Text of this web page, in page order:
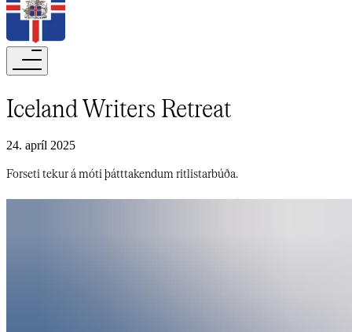
Iceland Writers Retreat​​​​‌ ‍ ​‍​‍‌‍ ‌ ​‍‌‍‍‌‌‍‌ ‌‍‍‌‌‍ ‍​‍​‍​ ‍‍​‍​‍‌ ​ ‌‍​‌‌‍ ‍‌‍‍‌‌ ‌​‌ ‍‌​‍ ‍‌‍‍‌‌‍ ​‍​‍​‍ ​​‍​‍‌‍‍​‌ ​‍‌‍‌‌‌‍‌‍​‍​‍​ ‍‍​‍​‍‌‍‍​‌ ‌​‌ ‌​‌ ​​‌ ​ ​‍ ​‍ ‌‍‌‍‌‍ ‌ ​‍‌ ​ ‌‍‌‌‌ ‌​‌‍‍‌​‍ ‌‌‍‍‌‌ ​ ‌‍ ​‌‍​‌‌‍ ‍‌‍‌​‌ ​ ​‍ ‍‌ ‌‍‌‍‌‌‌ ​‍‌‍​ ‌‍‌‌‌‍ ​​‍ ‍‌‍​‌‌ ​​‌ ​​​‍ ‌ ​ ‌ ‌​‌ ‌‌‌‍‌​‌‍‍‌‌‍ ​‍ ‌‍‍‌‌‍ ‍‌ ‌​‌‍‌‌‌‍ ‍‌ ‌​​‍ ‌‍‌‌‌‍‌​‌‍‍‌‌ ‌​​‍ ‌‍ ‌‌‍ ‌‍‌​‌‍‌‌​ ‌‌ ​​‌ ​‍‌‍‌‌‌ ​ ‌‍‌‌‌‍ ‍‌ ‌​‌‍​‌‌ ‌​‌‍‍‌‌‍ ‌‍ ‍​ ‍ ‌‍‍‌‌‍‌​​ ‌​ ‌​​ ​​‌‍‌ ‌​‌‍‌​‍‍‌​‍‌‌​‌​‌ ​ ‌‍​ ‌‍ ‍‌‍‌‍‌‌‍‌‌​‌‌‌​‌‍‌‌‌​‌​‍‍‌‌​‌‌‌‌‌‌​‍‌‌‍ ​‌‌​ ‌‍‍‌​ ‍ ‌ ‌​‌ ‍‌‌ ​​‌‍‌‌​ ‌‌‍ ‍‌‍‌‌‌ ‌ ‌ ​ ​ ‍ ‌ ​​‌‍​‌‌ ‌​‌‍‍​​ ‌‌ ‌​‌‍‍‌‌ ‌​‌‍ ​‌‍‌‌​ ‌‍​‍‌‍​‌‌ ​ ‌‍‌‌‌‌‌‌‌ ​‍‌‍ ​​ ‌‌‍‍​‌ ‌​‌ ‌​‌ ​​‌ ​ ​‍‌‌​ ​‍‌​‌‍​‍‌‌​ ​‍‌​‌‍‌‍‌‍‌‍ ‌ ​‍‌ ​ ‌‍‌‌‌ ‌​‌‍‍‌​‍ ‌‌‍‍‌‌ ​ ‌‍ ​‌‍​‌‌‍ ‍‌‍‌​‌ ​ ​‍ ‍‌ ‌‍‌‍‌‌‌ ​‍‌‍​ ‌‍‌‌‌‍ ​​‍ ‍‌‍​‌‌ ​​‌ ​​​‍‌‌​ ​‍‌​‌‍‌ ​ ‌ ‌​‌ ‌‌‌‍‌​‌‍‍‌‌‍ ​‍‌‍‌‍‍‌‌‍‌​​ ‌​ ‌​​ ​​‌‍‌ ‌​‌‍‌​‍‍‌​‍‌‌​‌​‌ ​ ‌‍​ ‌‍ ‍‌‍‌‍‌‌‍‌‌​‌‌‌​‌‍‌‌‌​‌​‍‍‌‌​‌‌‌‌‌‌​‍‌‌‍ ​‌‌​ ‌‍‍‌​‍‌‍‌ ‌​‌ ‍‌‌ ​​‌‍‌‌​ ‌‌‍ ‍‌‍‌‌‌ ‌ ‌ ​ ​‍‌‍‌ ​​‌‍​‌‌ ‌​‌‍‍​​ ‌‌ ‌​‌‍‍‌‌ ‌​‌‍ ​‌‍‌‌​‍‌‍‌ ​​‌‍‌‌‌ ​‍‌ ​ ‌ ​​‌‍‌‌‌‍​ ‌ ‌​‌‍‍‌‌ ‌‍‌‍‌‌​ ‌‌ ​​‌ ‌‌‌‍​‍‌‍ ​‌‍‍‌‌ ​ ‌‍‍​‌‍‌‌‌‍‌​​‍​‍‌ ‌
24. apríl 2025
Forseti tekur á móti þátttakendum ritlistarbúða.​​​​‌ ‍ ​‍​‍‌‍ ‌ ​‍‌‍‍‌‌‍‌ ‌‍‍‌‌‍ ‍​‍​‍​ ‍‍​‍​‍‌ ​ ‌‍​‌‌‍ ‍‌‍‍‌‌ ‌​‌ ‍‌​‍ ‍‌‍‍‌‌‍ ​‍​‍​‍ ​​‍​‍‌‍‍​‌ ​‍‌‍‌‌‌‍‌‍​‍​‍​ ‍‍​‍​‍‌‍‍​‌ ‌​‌ ‌​‌ ​​‌ ​ ​‍ ​‍ ‌‍‌‍‌‍ ‌ ​‍‌ ​ ‌‍‌‌‌ ‌​‌‍‍‌​‍ ‌‌‍‍‌‌ ​ ‌‍ ​‌‍​‌‌‍ ‍‌‍‌​‌ ​ ​‍ ‍‌ ‌‍‌‍‌‌‌ ​‍‌‍​ ‌‍‌‌‌‍ ​​‍ ‍‌‍​‌‌ ​​‌ ​​​‍ ‌ ​ ‌ ‌​‌ ‌‌‌‍‌​‌‍‍‌‌‍ ​‍ ‌‍‍‌‌‍ ‍‌ ‌​‌‍‌‌‌‍ ‍‌ ‌​​‍ ‌‍‌‌‌‍‌​‌‍‍‌‌ ‌​​‍ ‌‍ ‌‌‍ ‌‍‌​‌‍‌‌​ ‌‌ ​​‌ ​‍‌‍‌‌‌ ​ ‌‍‌‌‌‍ ‍‌ ‌​‌‍​‌‌ ‌​‌‍‍‌‌‍ ‌‍ ‍​ ‍ ‌‍‍‌‌‍‌​​ ‌​ ‌​​ ​​‌‍‌ ‌​‌‍‌​‍‍‌​‍‌‌​‌​‌ ​ ‌‍​ ‌‍ ‍‌‍‌‍‌‌‍‌‌​‌‌‌​‌‍‌‌‌​‌​‍‍‌‌​‌‌‌‌‌‌​‍‌‌‍ ​‌‌​ ‌‍‍‌​ ‍ ‌ ‌​‌ ‍‌‌ ​​‌‍‌‌​ ‌‌‍ ‍‌‍‌‌‌ ‌ ‌ ​ ​ ‍ ‌ ​​‌‍​‌‌ ‌​‌‍‍​​ ‌‌‍‌​‌‍‌‌‌ ​ ‌‍​ ‌ ​‍‌‍‍‌‌ ​​‌ ‌​‌‍‍‌‌‍ ‌‍ ‍​ ‌‍​‍‌‍​‌‌ ​ ‌‍‌‌‌‌‌‌‌ ​‍‌‍ ​​ ‌‌‍‍​‌ ‌​‌ ‌​‌ ​​‌ ​ ​‍‌‌​ ​‍‌​‌‍​‍‌‌​ ​‍‌​‌‍‌‍‌‍‌‍ ‌ ​‍‌ ​ ‌‍‌‌‌ ‌​‌‍‍‌​‍ ‌‌‍‍‌‌ ​ ‌‍ ​‌‍​‌‌‍ ‍‌‍‌​‌ ​ ​‍ ‍‌ ‌‍‌‍‌‌‌ ​‍‌‍​ ‌‍‌‌‌‍ ​​‍ ‍‌‍​‌‌ ​​‌ ​​​‍‌‌​ ​‍‌​‌‍‌ ​ ‌ ‌​‌ ‌‌‌‍‌​‌‍‍‌‌‍ ​‍‌‍‌‍‍‌‌‍‌​​ ‌​ ‌​​ ​​‌‍‌ ‌​‌‍‌​‍‍‌​‍‌‌​‌​‌ ​ ‌‍​ ‌‍ ‍‌‍‌‍‌‌‍‌‌​‌‌‌​‌‍‌‌‌​‌​‍‍‌‌​‌‌‌‌‌‌​‍‌‌‍ ​‌‌​ ‌‍‍‌​‍‌‍‌ ‌​‌ ‍‌‌ ​​‌‍‌‌​ ‌‌‍ ‍‌‍‌‌‌ ‌ ‌ ​ ​‍‌‍‌ ​​‌‍​‌‌ ‌​‌‍‍​​ ‌‌‍‌​‌‍‌‌‌ ​ ‌‍​ ‌ ​‍‌‍‍‌‌ ​​‌ ‌​‌‍‍‌‌‍ ‌‍ ‍​‍‌‍‌ ​​‌‍‌‌‌ ​‍‌ ​ ‌ ​​‌‍‌‌‌‍​ ‌ ‌​‌‍‍‌‌ ‌‍‌‍‌‌​ ‌‌ ​​‌ ‌‌‌‍​‍‌‍ ​‌‍‍‌‌ ​ ‌‍‍​‌‍‌‌‌‍‌​​‍​‍‌ ‌